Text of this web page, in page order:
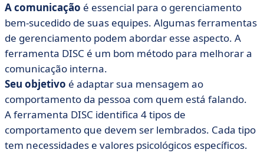
A comunicação é essencial para o gerenciamento
bem-sucedido de suas equipes. Algumas ferramentas
de gerenciamento podem abordar esse aspecto. A
ferramenta DISC é um bom método para melhorar a
comunicação interna.
Seu objetivo é adaptar sua mensagem ao
comportamento da pessoa com quem está falando.
A ferramenta DISC identifica 4 tipos de
comportamento que devem ser lembrados. Cada tipo
tem necessidades e valores psicológicos específicos.